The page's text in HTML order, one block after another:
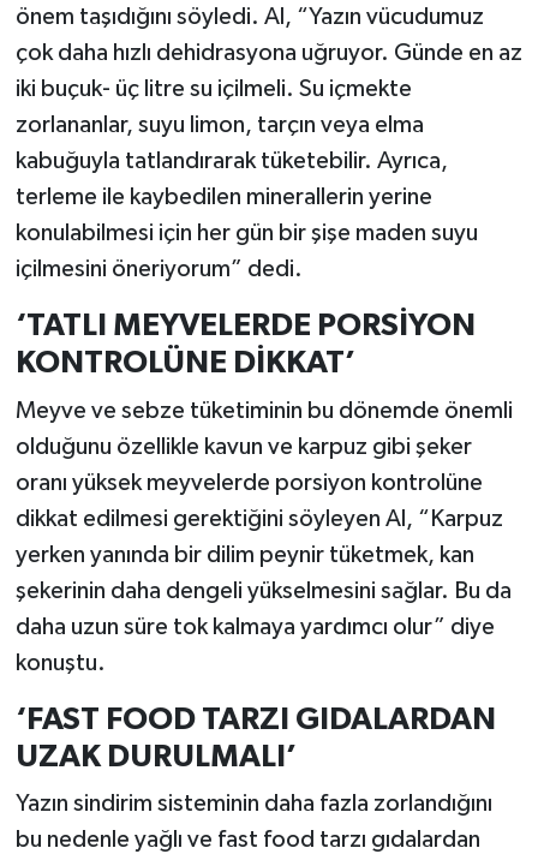
önem taşıdığını söyledi. Al, “Yazın vücudumuz
çok daha hızlı dehidrasyona uğruyor. Günde en az
iki buçuk- üç litre su içilmeli. Su içmekte
zorlananlar, suyu limon, tarçın veya elma
kabuğuyla tatlandırarak tüketebilir. Ayrıca,
terleme ile kaybedilen minerallerin yerine
konulabilmesi için her gün bir şişe maden suyu
içilmesini öneriyorum” dedi.
‘TATLI MEYVELERDE PORSİYON
KONTROLÜNE DİKKAT’
Meyve ve sebze tüketiminin bu dönemde önemli
olduğunu özellikle kavun ve karpuz gibi şeker
oranı yüksek meyvelerde porsiyon kontrolüne
dikkat edilmesi gerektiğini söyleyen Al, “Karpuz
yerken yanında bir dilim peynir tüketmek, kan
şekerinin daha dengeli yükselmesini sağlar. Bu da
daha uzun süre tok kalmaya yardımcı olur” diye
konuştu.
‘FAST FOOD TARZI GIDALARDAN
UZAK DURULMALI’
Yazın sindirim sisteminin daha fazla zorlandığını
bu nedenle yağlı ve fast food tarzı gıdalardan